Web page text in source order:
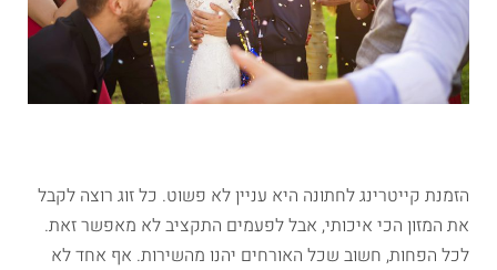
הזמנת קייטרינג לחתונה היא עניין לא פשוט. כל זוג רוצה לקבל
את המזון הכי איכותי, אבל לפעמים התקציב לא מאפשר זאת.
לכל הפחות, חשוב שכל האורחים יהנו מהשירות. אף אחד לא